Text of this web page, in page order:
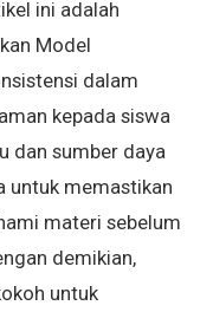
ini adalah
Model
dalam
kepada siswa
dan sumber daya
untuk memastikan
materi sebelum
demikian,
untuk